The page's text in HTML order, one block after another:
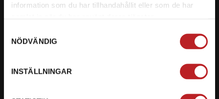
information som du har tillhandahållit eller som de har
NÖDVÄNDIG
INSTÄLLNINGAR
KONTAKTA OSS PÅ MOTORBITEN
Org. nummer: 5566689278
023-13366